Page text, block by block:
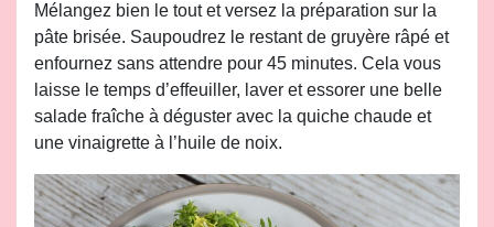
Mélangez bien le tout et versez la préparation sur la
pâte brisée. Saupoudrez le restant de gruyère râpé et
enfournez sans attendre pour 45 minutes. Cela vous
laisse le temps d’effeuiller, laver et essorer une belle
salade fraîche à déguster avec la quiche chaude et
une vinaigrette à l’huile de noix.